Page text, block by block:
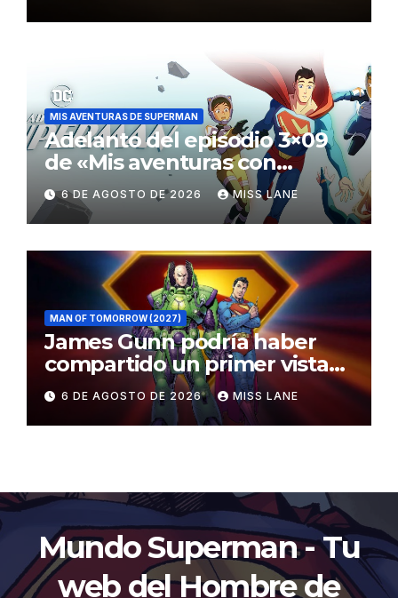
MIS AVENTURAS DE SUPERMAN
Adelanto del episodio 3×09
de «Mis aventuras con
Superman»
6 DE AGOSTO DE 2026 MISS LANE
MAN OF TOMORROW (2027)
James Gunn podría haber
compartido un primer vistazo
al traje de Brainiac
6 DE AGOSTO DE 2026 MISS LANE
Mundo Superman - Tu
web del Hombre de